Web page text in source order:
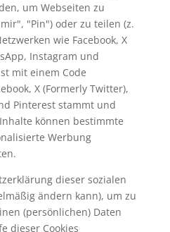
um Webseiten zu
"Pin") oder zu teilen (z.
wie Facebook, X
Instagram und
mit einem Code
X (Formerly Twitter),
Pinterest stammt und
können bestimmte
Werbung
dieser sozialen
ändern kann), um zu
(persönlichen) Daten
dieser Cookies